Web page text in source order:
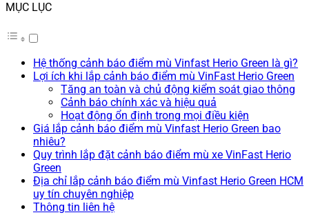
MỤC LỤC
Hệ thống cảnh báo điểm mù Vinfast Herio Green là gì?
Lợi ích khi lắp cảnh báo điểm mù VinFast Herio Green
Tăng an toàn và chủ động kiểm soát giao thông
Cảnh báo chính xác và hiệu quả
Hoạt động ổn định trong mọi điều kiện
Giá lắp cảnh báo điểm mù Vinfast Herio Green bao
nhiêu?
Quy trình lắp đặt cảnh báo điểm mù xe VinFast Herio
Green
Địa chỉ lắp cảnh báo điểm mù Vinfast Herio Green HCM
uy tín chuyên nghiệp
Thông tin liên hệ